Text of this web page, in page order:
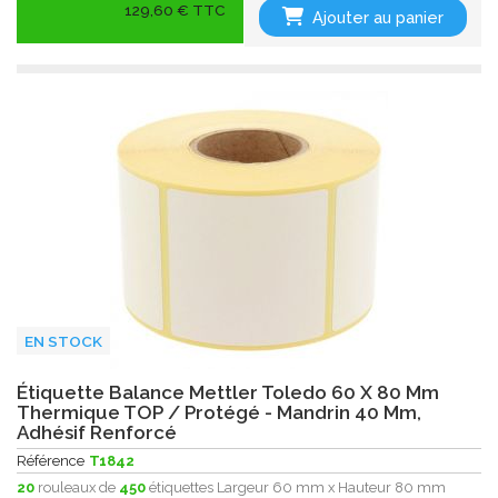
129,60 € TTC Ajouter au panier
EN STOCK
Étiquette Balance Mettler Toledo 60 X 80 Mm
Thermique TOP / Protégé - Mandrin 40 Mm,
Adhésif Renforcé
Référence T1842
20 rouleaux de 450 étiquettes Largeur 60 mm x Hauteur 80 mm